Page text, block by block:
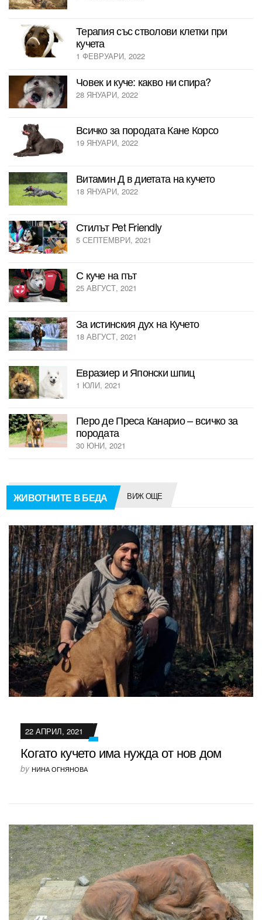
Терапия със стволови клетки при
кучета
1 ФЕВРУАРИ, 2022
Човек и куче: какво ни спира?
28 ЯНУАРИ, 2022
Всичко за породата Кане Корсо
19 ЯНУАРИ, 2022
Витамин Д в диетата на кучето
18 ЯНУАРИ, 2022
Стилът Pet Friendly
5 СЕПТЕМВРИ, 2021
С куче на път
25 АВГУСТ, 2021
За истинския дух на Кучето
18 АВГУСТ, 2021
Евразиер и Японски шпиц
1 ЮЛИ, 2021
Перо де Преса Канарио – всичко за
породата
30 ЮНИ, 2021
ЖИВОТНИТЕ В БЕДА ВИЖ ОЩЕ
22 АПРИЛ, 2021
Когато кучето има нужда от нов дом
by НИНА ОГНЯНОВА